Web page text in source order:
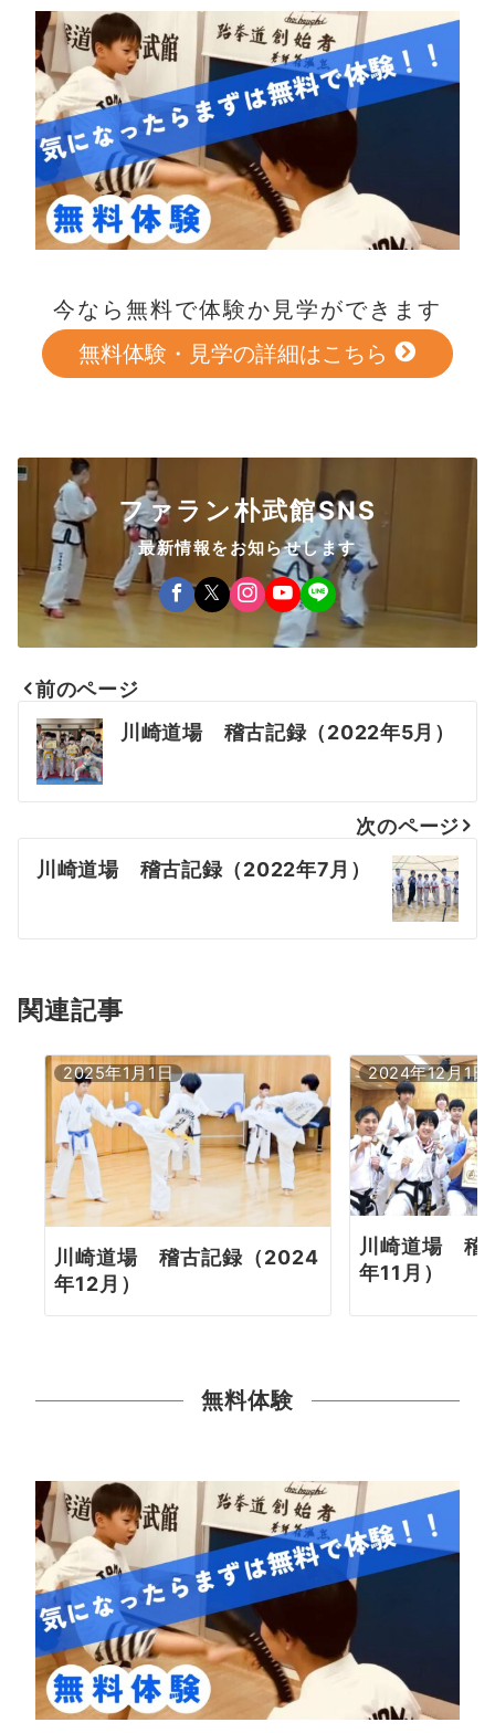
今なら無料で体験か見学ができます
無料体験・見学の詳細はこちら
ファラン朴武館SNS
最新情報をお知らせします
投
稿
ナ
ビ
ゲ
ョ
ン
前のページ
川崎道場 稽古記録（2022年5月）
次のページ
川崎道場 稽古記録（2022年7月）
関連記事
2025年1月1日
川崎道場 稽古記録（2024
年12月）
2024年12月1日
川崎道場 稽
年11月）
無料体験